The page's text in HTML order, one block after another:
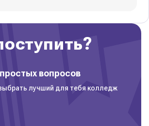
вопросов
лучший для тебя колледж